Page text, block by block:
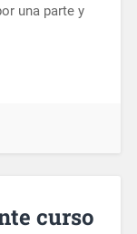
una parte y
curso